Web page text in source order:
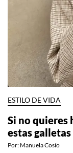
ESTILO DE VIDA
Si no quieres
estas
Por: Manuela Cosío